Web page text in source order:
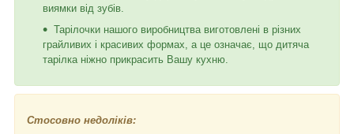
виямки від зубів.
Тарілочки нашого виробництва виготовлені в різних
грайливих і красивих формах, а це означає, що дитяча
тарілка ніжно прикрасить Вашу кухню.
Стосовно недоліків: